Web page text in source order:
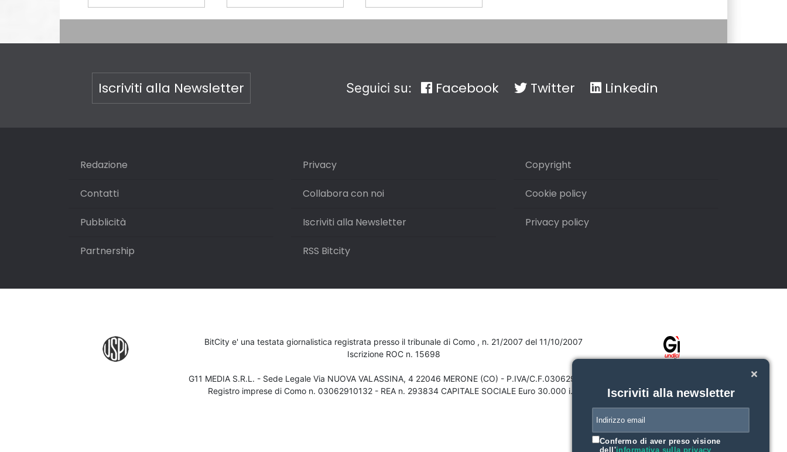
Iscriviti alla Newsletter Seguici su: Facebook Twitter Linkedin
Redazione
Contatti
Pubblicità
Partnership
Privacy
Collabora con noi
Iscriviti alla Newsletter
RSS Bitcity
Copyright
Cookie policy
Privacy policy
BitCity e' una testata giornalistica registrata presso il tribunale di Como , n. 21/2007 del 11/10/2007
Iscrizione ROC n. 15698
G11 MEDIA S.R.L. - Sede Legale Via NUOVA VALASSINA, 4 22046 MERONE (CO) - P.IVA/C.F.03062910132
Registro imprese di Como n. 03062910132 - REA n. 293834 CAPITALE SOCIALE Euro 30.000 i.v.
Iscriviti alla newsletter
Confermo di aver preso visione
dell'informativa sulla privacy